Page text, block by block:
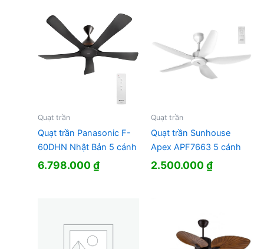
Quạt trần
Quạt trần Panasonic F-
60DHN Nhật Bản 5 cánh
6.798.000₫
Quạt trần
Quạt trần Sunhouse
Apex APF7663 5 cánh
2.500.000₫